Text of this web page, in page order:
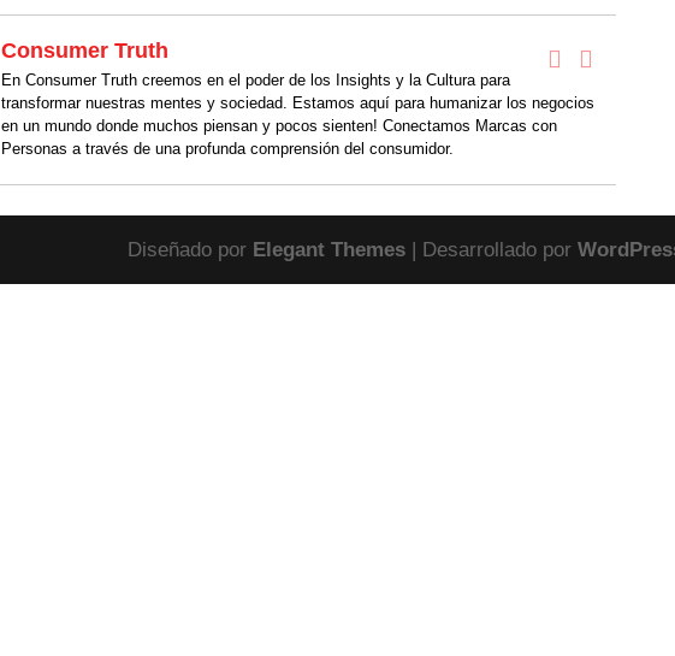
Consumer Truth
En Consumer Truth creemos en el poder de los Insights y la Cultura para
transformar nuestras mentes y sociedad. Estamos aquí para humanizar los negocios
en un mundo donde muchos piensan y pocos sienten! Conectamos Marcas con
Personas a través de una profunda comprensión del consumidor.
Diseñado por Elegant Themes | Desarrollado por